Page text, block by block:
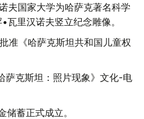
夫国家大学为哈萨克著名科学
瓦里汉诺夫竖立纪念雕像。
准《哈萨克斯坦共和国儿童权
萨克斯坦：照片现象》文化-电
蓄正式成立。